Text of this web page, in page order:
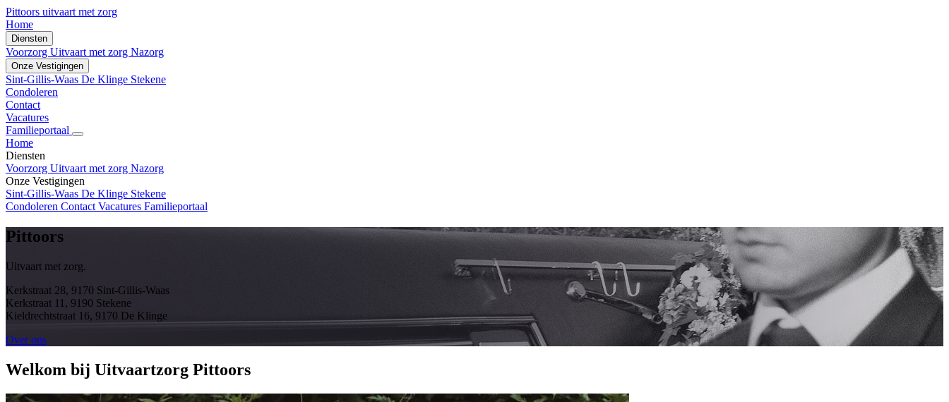
Pittoors uitvaart met zorg
Home
Diensten
Voorzorg Uitvaart met zorg Nazorg
Onze Vestigingen
Sint-Gillis-Waas De Klinge Stekene
Condoleren
Contact
Vacatures
Familieportaal
Home
Diensten
Voorzorg Uitvaart met zorg Nazorg
Onze Vestigingen
Sint-Gillis-Waas De Klinge Stekene
Condoleren Contact Vacatures Familieportaal
Pittoors
Uitvaart met zorg.
Kerkstraat 28, 9170 Sint-Gillis-Waas
Kerkstraat 11, 9190 Stekene
Kieldrechtstraat 16, 9170 De Klinge
Over ons
Welkom bij Uitvaartzorg Pittoors